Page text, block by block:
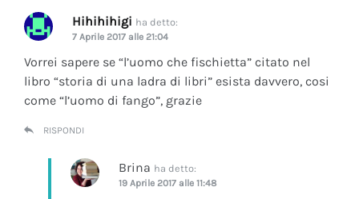
Hihihihigi ha detto:
7 Aprile 2017 alle 21:04
Vorrei sapere se “l’uomo che fischietta” citato nel
libro “storia di una ladra di libri” esista davvero, cosi
come “l’uomo di fango”, grazie
RISPONDI
Brina ha detto:
19 Aprile 2017 alle 11:48